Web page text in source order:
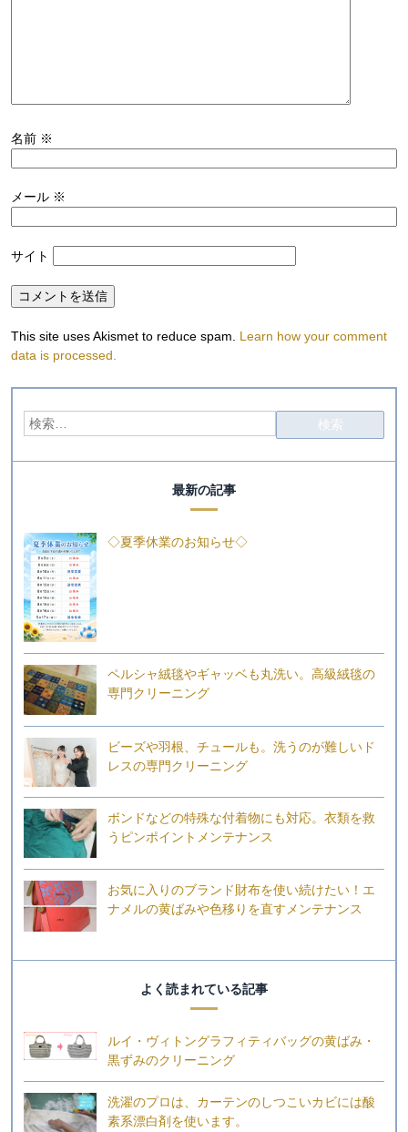
名前 ※
メール ※
サイト
This site uses Akismet to reduce spam. Learn how your comment
data is processed.
最新の記事
◇夏季休業のお知らせ◇
ペルシャ絨毯やギャッベも丸洗い。高級絨毯の
専門クリーニング
ビーズや羽根、チュールも。洗うのが難しいド
レスの専門クリーニング
ボンドなどの特殊な付着物にも対応。衣類を救
うピンポイントメンテナンス
お気に入りのブランド財布を使い続けたい！エ
ナメルの黄ばみや色移りを直すメンテナンス
よく読まれている記事
ルイ・ヴィトングラフィティバッグの黄ばみ・
黒ずみのクリーニング
洗濯のプロは、カーテンのしつこいカビには酸
素系漂白剤を使います。